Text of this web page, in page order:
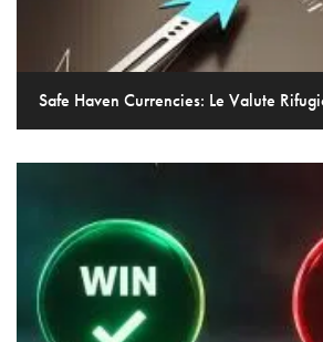
Safe Haven Currencies: Le Valute